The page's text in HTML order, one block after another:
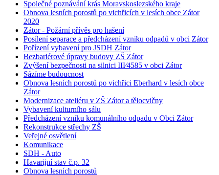
Společné poznávání krás Moravskoslezského kraje
Obnova lesních porostů po vichřicích v lesích obce Zátor
2020
Zátor - Požární přívěs pro hašení
Posílení separace a předcházení vzniku odpadů v obci Zátor
Pořízení vybavení pro JSDH Zátor
Bezbariérové úpravy budovy ZŠ Zátor
Zvýšení bezpečnosti na silnici III⁄4585 v obci Zátor
Sázíme budoucnost
Obnova lesních porostů po vichřici Eberhard v lesích obce
Zátor
Modernizace ateliéru v ZŠ Zátor a tělocvičny
Vybavení kulturního sálu
Předcházení vzniku komunálního odpadu v Obci Zátor
Rekonstrukce střechy ZŠ
Veřejné osvětlení
Komunikace
SDH - Auto
Havarijní stav č.p. 32
Obnova lesních porostů